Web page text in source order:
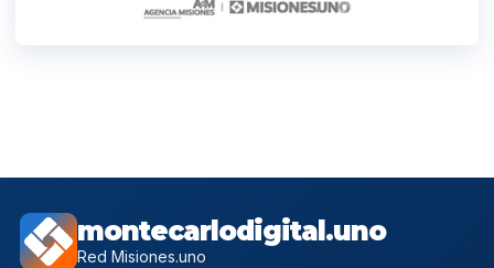
montecarlodigital.uno
Red Misiones.uno